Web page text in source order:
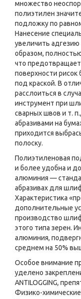
множество
полиэтилен
подложку по
Нанесение
увеличить адгезию
образом,
что
поверхности
под краской. В
расслоиться в
инструмент при
сварных швов и т.
абразивами на
приходится
полоску.
Полиэтиленовая
и более удобна и
алюминия —
абразивах для
Характеристика
дополнительные
произ­водство
этого типа зерен.
алюминия,
среднем на 50%
Особое внимание
уделено
ANTILOGGING,
Физико-химические